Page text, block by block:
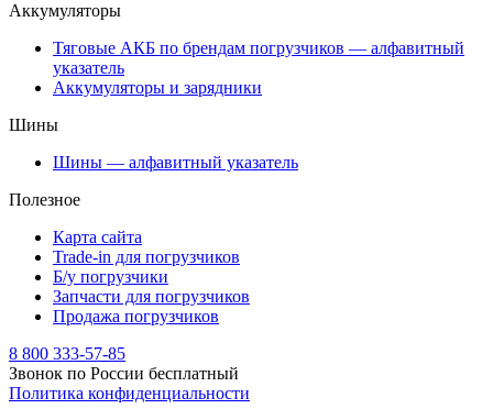
Аккумуляторы
Тяговые АКБ по брендам погрузчиков — алфавитный
указатель
Аккумуляторы и зарядники
Шины
Шины — алфавитный указатель
Полезное
Карта сайта
Trade-in для погрузчиков
Б/у погрузчики
Запчасти для погрузчиков
Продажа погрузчиков
8 800 333-57-85
Звонок по России бесплатный
Политика конфиденциальности